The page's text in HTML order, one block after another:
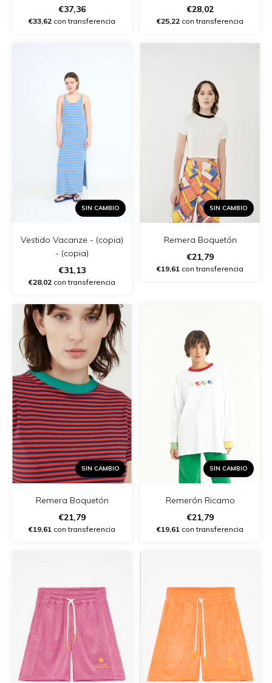
€37,36
€33,62 con transferencia
€28,02
€25,22 con transferencia
SIN CAMBIO
Vestido Vacanze - (copia)
- (copia)
€31,13
€28,02 con transferencia
SIN CAMBIO
Remera Boquetón
€21,79
€19,61 con transferencia
SIN CAMBIO
Remera Boquetón
€21,79
€19,61 con transferencia
SIN CAMBIO
Remerón Ricamo
€21,79
€19,61 con transferencia